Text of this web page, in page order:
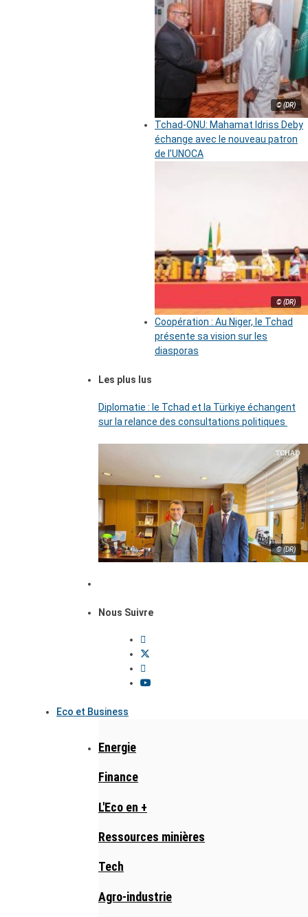
© (DR)
Tchad-ONU: Mahamat Idriss Deby
échange avec le nouveau patron
de l’UNOCA
© (DR)
Coopération : Au Niger, le Tchad
présente sa vision sur les
diasporas
Les plus lus
Diplomatie : le Tchad et la Türkiye échangent
sur la relance des consultations politiques
© (DR)
Nous Suivre
Eco et Business
Energie
Finance
L'Eco en +
Ressources minières
Tech
Agro-industrie